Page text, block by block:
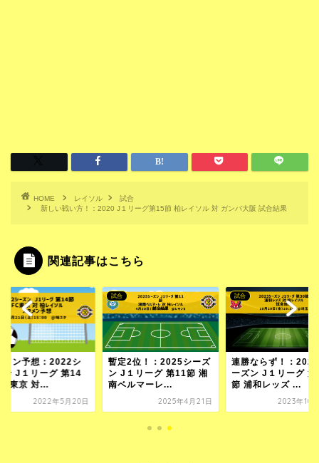
HOME レイソル
試合
新しい戦い方！：2020 J１リーグ第15節 柏レイソル 対 ガンバ大阪 試合結果
関連記事はこちら
メン予想：2022シ
ン J１リーグ 第14
東京 対...
2022年5月20日
試合
暫定2位！：2025シーズ
ン J１リーグ 第11節 湘
南ベルマーレ...
2025年4月21日
試合
連勝ならず！：
ーズン J１リーグ 第
節 浦和レッズ ...
2023年10